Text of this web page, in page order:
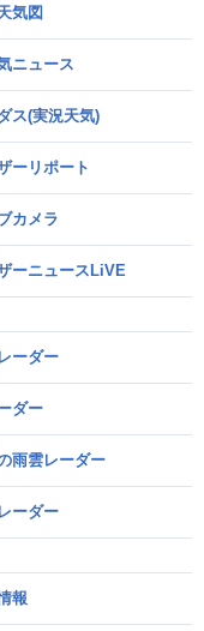
気図
ニュース
ス(実況天気)
ーリポート
カメラ
ーニュースLiVE
ーダー
ダー
雨雲レーダー
ーダー
報